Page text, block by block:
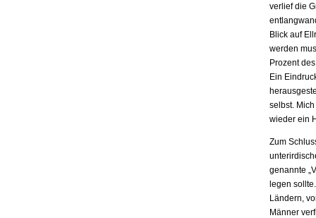
verlief die
Blick auf
werden
Prozent
Ein
selbst.
wieder ein
Zum
genannte
legen
Ländern,
Männer